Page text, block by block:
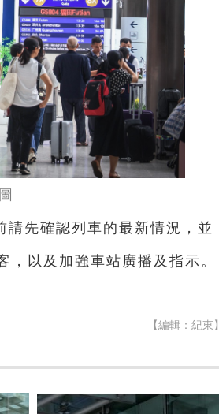
請先確認列車的最新情況，並
以及加強車站廣播及指示。
【編輯：紀東】